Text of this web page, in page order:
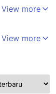
View more
View more